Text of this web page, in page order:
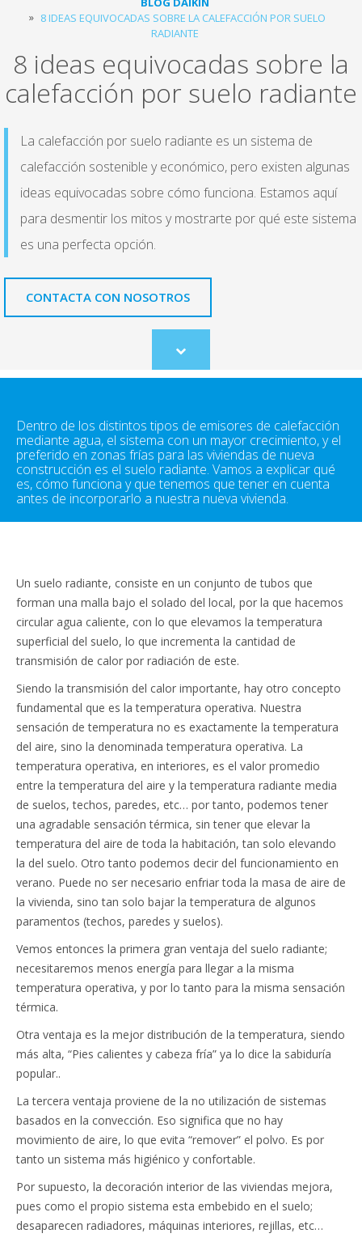
8 IDEAS EQUIVOCADAS SOBRE LA CALEFACCIÓN POR SUELO
RADIANTE
8 ideas equivocadas sobre la
calefacción por suelo radiante
La calefacción por suelo radiante es un sistema de
calefacción sostenible y económico, pero existen algunas
ideas equivocadas sobre cómo funciona. Estamos aquí
para desmentir los mitos y mostrarte por qué este sistema
es una perfecta opción.
CONTACTA CON NOSOTROS
Scroll
to
Dentro de los distintos tipos de emisores de calefacción
mediante agua, el sistema con un mayor crecimiento, y el
preferido en zonas frías para las viviendas de nueva
construcción es el suelo radiante. Vamos a explicar qué
es, cómo funciona y que tenemos que tener en cuenta
antes de incorporarlo a nuestra nueva vivienda.
Un suelo radiante, consiste en un conjunto de tubos que
forman una malla bajo el solado del local, por la que hacemos
circular agua caliente, con lo que elevamos la temperatura
superficial del suelo, lo que incrementa la cantidad de
transmisión de calor por radiación de este.
Siendo la transmisión del calor importante, hay otro concepto
fundamental que es la temperatura operativa. Nuestra
sensación de temperatura no es exactamente la temperatura
del aire, sino la denominada temperatura operativa. La
temperatura operativa, en interiores, es el valor promedio
entre la temperatura del aire y la temperatura radiante media
de suelos, techos, paredes, etc… por tanto, podemos tener
una agradable sensación térmica, sin tener que elevar la
temperatura del aire de toda la habitación, tan solo elevando
la del suelo. Otro tanto podemos decir del funcionamiento en
verano. Puede no ser necesario enfriar toda la masa de aire de
la vivienda, sino tan solo bajar la temperatura de algunos
paramentos (techos, paredes y suelos).
Vemos entonces la primera gran ventaja del suelo radiante;
necesitaremos menos energía para llegar a la misma
temperatura operativa, y por lo tanto para la misma sensación
térmica.
Otra ventaja es la mejor distribución de la temperatura, siendo
más alta, “Pies calientes y cabeza fría” ya lo dice la sabiduría
popular..
La tercera ventaja proviene de la no utilización de sistemas
basados en la convección. Eso significa que no hay
movimiento de aire, lo que evita “remover” el polvo. Es por
tanto un sistema más higiénico y confortable.
Por supuesto, la decoración interior de las viviendas mejora,
pues como el propio sistema esta embebido en el suelo;
desaparecen radiadores, máquinas interiores, rejillas, etc…